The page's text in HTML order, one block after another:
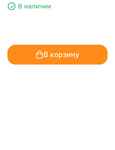
В наличии
В корзину